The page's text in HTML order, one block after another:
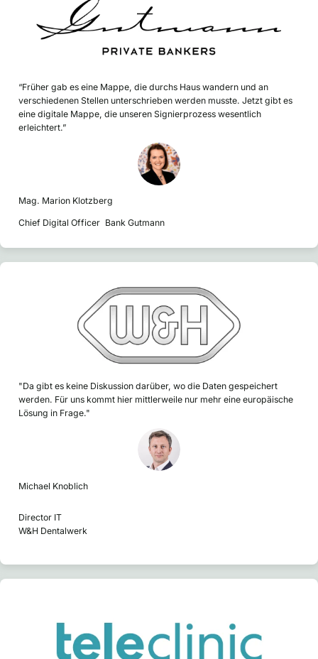
“Früher gab es eine Mappe, die durchs Haus wandern und an
verschiedenen Stellen unterschrieben werden musste. Jetzt gibt es
eine digitale Mappe, die unseren Signierprozess wesentlich
erleichtert.”
Mag. Marion Klotzberg
Chief Digital Officer Bank Gutmann
"Da gibt es keine Diskussion darüber, wo die Daten gespeichert
werden. Für uns kommt hier mittlerweile nur mehr eine europäische
Lösung in Frage."
Michael Knoblich
Director IT
W&H Dentalwerk